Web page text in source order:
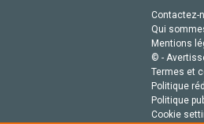
Contactez-
Qui
Mentions
© -
Termes et
Politique
Politique
Cookie